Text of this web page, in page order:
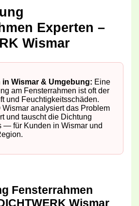
Experten –
Wismar
in Wismar & Umgebung: Eine
am Fensterrahmen ist oft der
und Feuchtigkeitsschäden.
analysiert das Problem
und tauscht die Dichtung
— für Kunden in Wismar und
Fensterrahmen
Wismar